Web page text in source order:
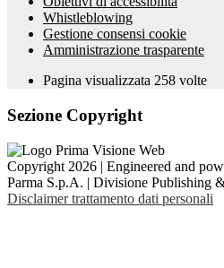
Whistleblowing
Gestione consensi cookie
Amministrazione trasparente
Pagina visualizzata 258 volte
Sezione Copyright
Copyright 2026 | Engineered and
Parma S.p.A. | Divisione Publishing
Disclaimer trattamento dati personali